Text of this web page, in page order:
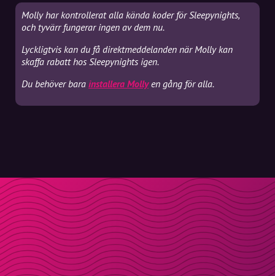
Molly har kontrollerat alla kända koder för Sleepynights,
och tyvärr fungerar ingen av dem nu.
Lyckligtvis kan du få direktmeddelanden när Molly kan
skaffa rabatt hos Sleepynights igen.
Du behöver bara installera Mollyen gång för alla.